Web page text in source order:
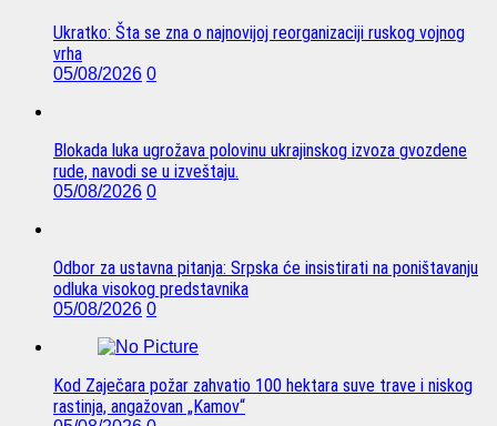
Ukratko: Šta se zna o najnovijoj reorganizaciji ruskog vojnog
vrha
05/08/2026 0
Blokada luka ugrožava polovinu ukrajinskog izvoza gvozdene
rude, navodi se u izveštaju.
05/08/2026 0
Odbor za ustavna pitanja: Srpska će insistirati na poništavanju
odluka visokog predstavnika
05/08/2026 0
Kod Zaječara požar zahvatio 100 hektara suve trave i niskog
rastinja, angažovan „Kamov“